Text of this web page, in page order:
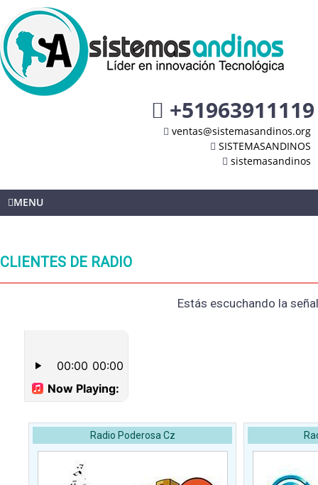
+51963911119
ventas@sistemasandinos.org
SISTEMASANDINOS
sistemasandinos
MENU
CLIENTES DE RADIO
Estás escuchando la
Radio Poderosa Cz